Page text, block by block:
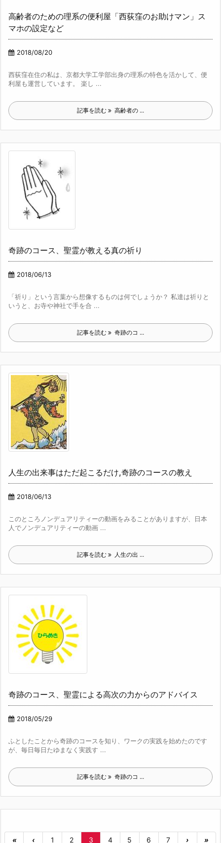
高齢者のための理系の便利屋「西荻窪のお助けマン」ス
マホの設定など
2018/08/20
西荻窪在住の私は、京都大学工学部出身の理系の特色を活かして、便
利屋も運営しています。 楽し ...
記事を読む 高齢者の ...
奇跡のコース、聖霊が教える真の祈り
2018/06/13
「祈り」という言葉から想像するものは何でしょうか？ 私達は祈りと
いうと、お寺や神社で手を合 ...
記事を読む 奇跡のコ ...
人生の出来事はただ起こるだけ,奇跡のコースの教え
2018/06/13
このところノンデュアリティーの動画をみることがありますが、日本
人でノンデュアリティーの動画 ...
記事を読む 人生の出 ...
奇跡のコース、聖霊による高次の力からのアドバイス
2018/05/29
ふとしたことから奇跡のコースを知り、ワークの実践を始めたのです
が、毎日毎日たゆまなく実践す ...
記事を読む 奇跡のコ ...
« ‹ 1 2 3 4 5 6 7 › »